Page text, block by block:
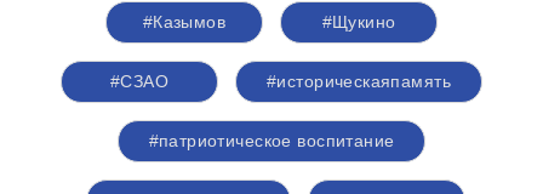
#Казымов #Щукино
#СЗАО #историческаяпамять
#патриотическое воспитание